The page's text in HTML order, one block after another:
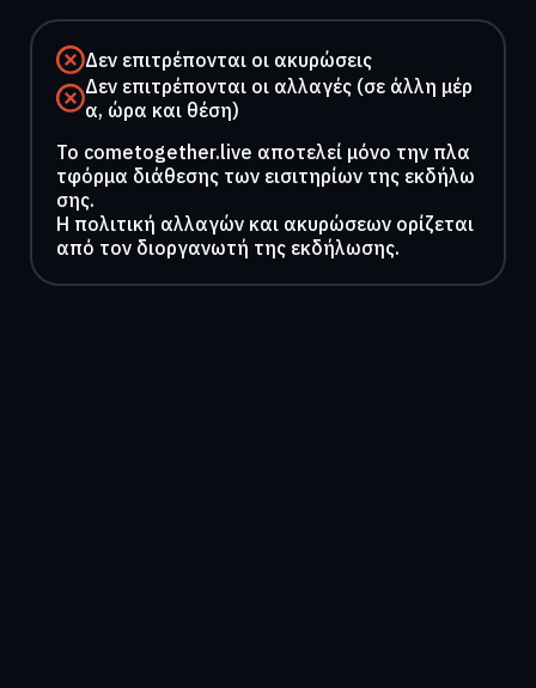
Δεν επιτρέπονται οι ακυρώσεις
Δεν επιτρέπονται οι αλλαγές (σε άλλη μέρ
α, ώρα και θέση)
To cometogether.live αποτελεί μόνο την πλα
τφόρμα διάθεσης των εισιτηρίων της εκδήλω
σης.
Η πολιτική αλλαγών και ακυρώσεων ορίζεται
από τον διοργανωτή της εκδήλωσης.